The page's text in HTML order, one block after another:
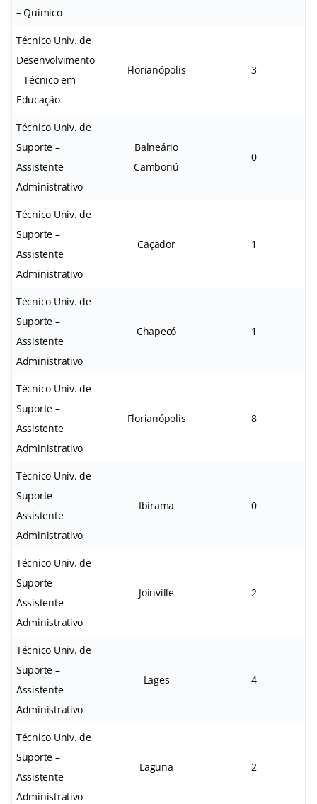
– Químico
Técnico Univ. de
Desenvolvimento
– Técnico em
Educação
Florianópolis 3
Técnico Univ. de
Suporte –
Assistente
Administrativo
Balneário
Camboriú
0
Técnico Univ. de
Suporte –
Assistente
Administrativo
Caçador 1
Técnico Univ. de
Suporte –
Assistente
Administrativo
Chapecó 1
Técnico Univ. de
Suporte –
Assistente
Administrativo
Florianópolis 8
Técnico Univ. de
Suporte –
Assistente
Administrativo
Ibirama 0
Técnico Univ. de
Suporte –
Assistente
Administrativo
Joinville 2
Técnico Univ. de
Suporte –
Assistente
Administrativo
Lages 4
Técnico Univ. de
Suporte –
Assistente
Administrativo
Laguna 2